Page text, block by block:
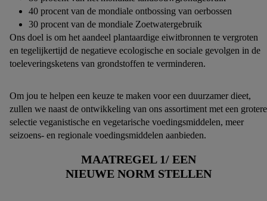
40 procent van de mondiale ontbossing van oerbossen
30 procent van de mondiale Zoetwatergebruik
Ons doel is om het aandeel plantaardige eiwitbronnen te vergroten
en tegelijkertijd de negatieve ecologische en sociale gevolgen in de
toeleveringsketens van grondstoffen te verminderen.
Om jou te helpen een keuze te maken voor een duurzamer dieet,
zullen we naast de ontwikkeling van ons assortiment met een grotere
selectie veganistische en vegetarische voedingsmiddelen, meer
seizoens- en regionale voedingsmiddelen aanbieden.
MAATREGEL 1/ EEN
NIEUWE NORM STELLEN